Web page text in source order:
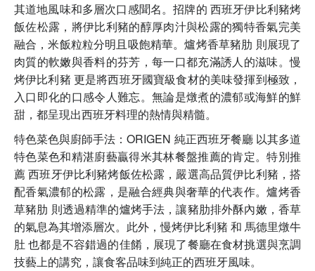
其道地風味和多層次口感聞名。招牌的 西班牙伊比利豬烤
飯佐松露，將伊比利豬的醇厚肉汁與松露的獨特香氣完美
融合，米飯粒粒分明且吸飽精華。爐烤香草豬肋 則展現了
肉質的軟嫩與香料的芬芳，每一口都充滿誘人的滋味。慢
烤伊比利豬 更是將西班牙國寶級食材的美味發揮到極致，
入口即化的口感令人難忘。無論是燉煮的濃郁或海鮮的鮮
甜，都呈現出西班牙料理的熱情與精髓。
特色菜色與廚師手法：ORIGEN 純正西班牙餐廳 以其多道
特色菜色和精湛廚藝贏得米其林餐盤推薦的肯定。特別推
薦 西班牙伊比利豬烤飯佐松露，嚴選高品質伊比利豬，搭
配香氣濃郁的松露，是融合經典與奢華的代表作。爐烤香
草豬肋 則透過精準的爐烤手法，讓豬肋排外酥內嫩，香草
的氣息為其增添層次。此外，慢烤伊比利豬 和 馬德里燉牛
肚 也都是不容錯過的佳餚，展現了餐廳在食材挑選與烹調
技藝上的講究，讓食客品味到純正的西班牙風味。